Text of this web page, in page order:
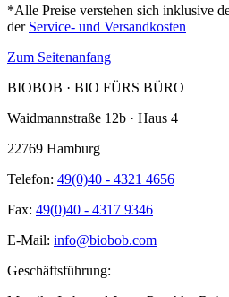
*Alle Preise verstehen sich inklusive
der Service- und Versandkosten
Zum Seitenanfang
BIOBOB · BIO FÜRS BÜRO
Waidmannstraße 12b · Haus 4
22769 Hamburg
Telefon: 49(0)40 - 4321 4656
Fax: 49(0)40 - 4317 9346
E-Mail: info@biobob.com
Geschäftsführung: